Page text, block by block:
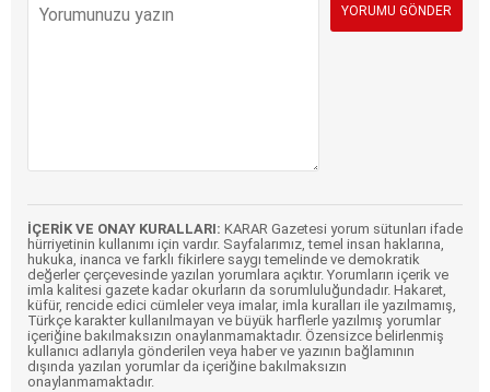
İÇERİK VE ONAY KURALLARI: KARAR Gazetesi yorum sütunları ifade
hürriyetinin kullanımı için vardır. Sayfalarımız, temel insan haklarına,
hukuka, inanca ve farklı fikirlere saygı temelinde ve demokratik
değerler çerçevesinde yazılan yorumlara açıktır. Yorumların içerik ve
imla kalitesi gazete kadar okurların da sorumluluğundadır. Hakaret,
küfür, rencide edici cümleler veya imalar, imla kuralları ile yazılmamış,
Türkçe karakter kullanılmayan ve büyük harflerle yazılmış yorumlar
içeriğine bakılmaksızın onaylanmamaktadır. Özensizce belirlenmiş
kullanıcı adlarıyla gönderilen veya haber ve yazının bağlamının
dışında yazılan yorumlar da içeriğine bakılmaksızın
onaylanmamaktadır.